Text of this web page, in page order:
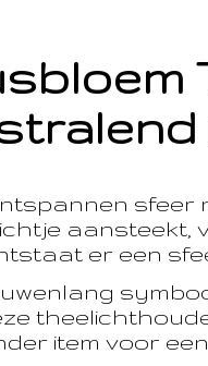
sfeer
aansteekt,
er een
item voor